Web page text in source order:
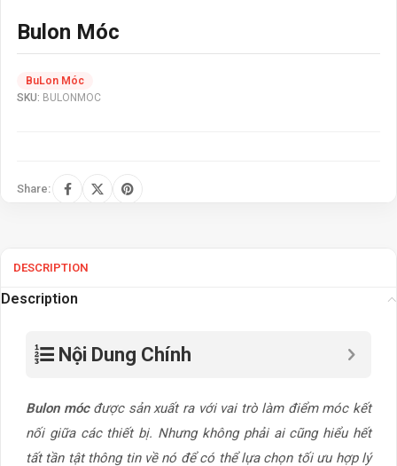
Bulon Móc
SKU: BULONMOC
BuLon Móc
Share:
DESCRIPTION
Description
Nội Dung Chính
Bulon mócđược sản xuất ra với vai trò làm điểm móc kết
nối giữa các thiết bị. Nhưng không phải ai cũng hiểu hết
tất tần tật thông tin về nó để có thể lựa chọn tối ưu hợp lý